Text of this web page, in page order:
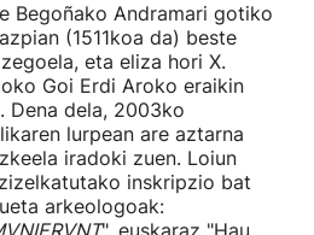
Begoñako Andramari gotiko
(1511koa da) beste
eta eliza hori X.
Goi Erdi Aroko eraikin
Dena dela, 2003ko
lurpean are aztarna
iradoki zuen. Loiun
inskripzio bat
arkeologoak:
", euskaraz "Hau